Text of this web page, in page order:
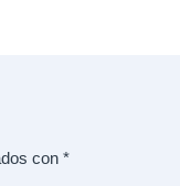
con *